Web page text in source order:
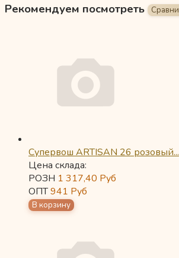
Рекомендуем посмотреть
Супервош ARTISAN 26 розовый...
Цена склада:
РОЗН 1 317,40 Руб
ОПТ941 Руб